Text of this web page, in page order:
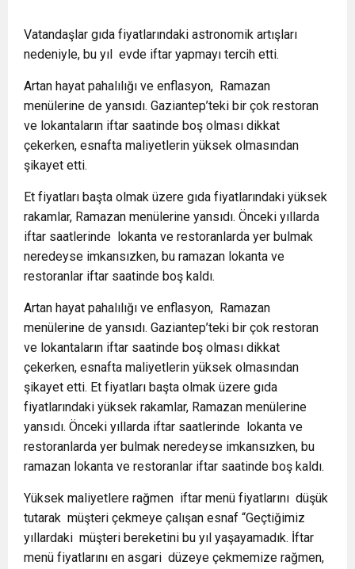
Vatandaşlar gıda fiyatlarındaki astronomik artışları
nedeniyle, bu yıl
evde iftar yapmayı tercih etti.
Artan hayat pahalılığı ve enflasyon, Ramazan
menülerine de yansıdı. Gaziantep’teki bir çok restoran
ve lokantaların iftar saatinde boş olması dikkat
çekerken, esnafta maliyetlerin yüksek olmasından
şikayet etti.
Et fiyatları başta olmak üzere gıda fiyatlarındaki yüksek
rakamlar, Ramazan menülerine yansıdı. Önceki yıllarda
iftar saatlerinde
lokanta ve restoranlarda yer bulmak
neredeyse imkansızken, bu ramazan lokanta ve
restoranlar iftar saatinde boş kaldı.
Artan hayat pahalılığı ve enflasyon, Ramazan
menülerine de yansıdı. Gaziantep’teki bir çok restoran
ve lokantaların iftar saatinde boş olması dikkat
çekerken, esnafta maliyetlerin yüksek olmasından
şikayet etti. Et fiyatları başta olmak üzere gıda
fiyatlarındaki yüksek rakamlar, Ramazan menülerine
yansıdı. Önceki yıllarda iftar saatlerinde
lokanta ve
restoranlarda yer bulmak neredeyse imkansızken, bu
ramazan lokanta ve restoranlar iftar saatinde boş kaldı.
Yüksek maliyetlere rağmen iftar menü fiyatlarını düşük
tutarak müşteri çekmeye çalışan esnaf “Geçtiğimiz
yıllardaki müşteri bereketini bu yıl yaşayamadık. İftar
menü fiyatlarını en asgari düzeye çekmemize rağmen,